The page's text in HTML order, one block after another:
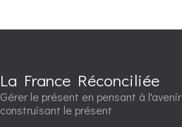
La France Réconciliée
Gérer le présent en pensant à
construisant le présent